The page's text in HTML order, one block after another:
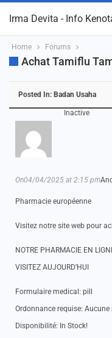
Irma Devita - Info
Home Forums
Achat Tamiflu
Posted In: Badan Usaha
Inactive
On04/04/2025 at 2:15 pm
Pharmacie européenne
Visitez notre site web pour
NOTRE PHARMACIE EN
VISITEZ AUJOURD’HUI
Formulaire medical: pill
Ordonnance requise:
Disponibilité: In Stock!